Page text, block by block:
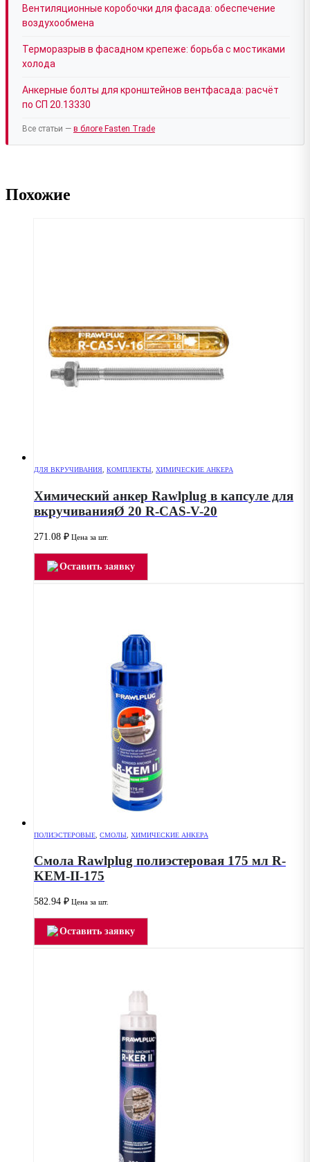
Вентиляционные коробочки для фасада: обеспечение
воздухообмена
Терморазрыв в фасадном крепеже: борьба с мостиками
холода
Анкерные болты для кронштейнов вентфасада: расчёт
по СП 20.13330
Все статьи — в блоге Fasten Trade
Похожие
ДЛЯ ВКРУЧИВАНИЯ, КОМПЛЕКТЫ, ХИМИЧЕСКИЕ АНКЕРА
Химический анкер Rawlplug в капсуле для
вкручиванияØ 20 R-CAS-V-20
271.08 ₽ Цена за шт.
Оставить заявку
ПОЛИЭСТЕРОВЫЕ СМОЛЫ ХИМИЧЕСКИЕ АНКЕРА
Смола Rawlplug полиэстеровая 175 мл R-
KEM-II-175
582.94 ₽ Цена за шт.
Оставить заявку